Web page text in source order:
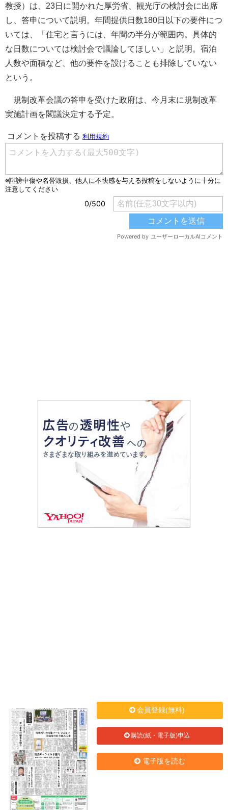
教授）は、23日に開かれた厚労省、観光庁の検討会に出席
し、答申について説明。年間提供日数180日以下の要件につ
いては、「住宅と言うには、年間の半分が範囲内。具体的
な日数については検討会で議論してほしい」と説明。宿泊
人数や面積など、他の要件を設けることも排除していない
という。
規制改革会議の答申を受けた政府は、今月末に規制改革
実施計画を閣議決定する予定。
会員登録(無料)
購読(紙・電子版)申込
電子版を読む